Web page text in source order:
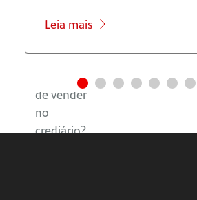
as
desvantagens
de vender
no
crediário?
Leia mais